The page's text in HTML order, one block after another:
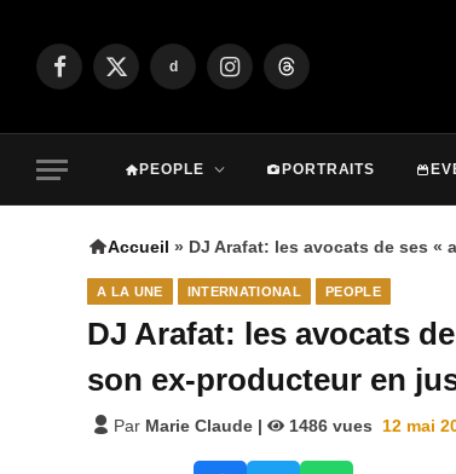
Facebook
X
d
InstagramThreads
PEOPLE PORTRAITS
Accueil » DJ Arafat: les avocats de ses
A LA UNE INTERNATIONAL PEOPLE
DJ Arafat: les avocats
son ex-producteur en
Par Marie Claude | 1486 vues 12 mai